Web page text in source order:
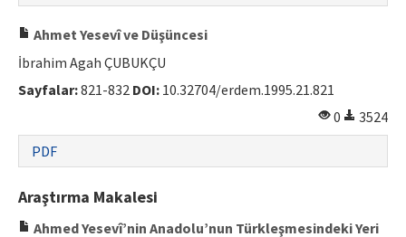
Ahmet Yesevî ve Düşüncesi
İbrahim Agah ÇUBUKÇU
Sayfalar:821-832 DOI: 10.32704/erdem.1995.21.821
0
3524
PDF
Araştırma Makalesi
Ahmed Yesevî’nin Anadolu’nun Türkleşmesindeki Yeri